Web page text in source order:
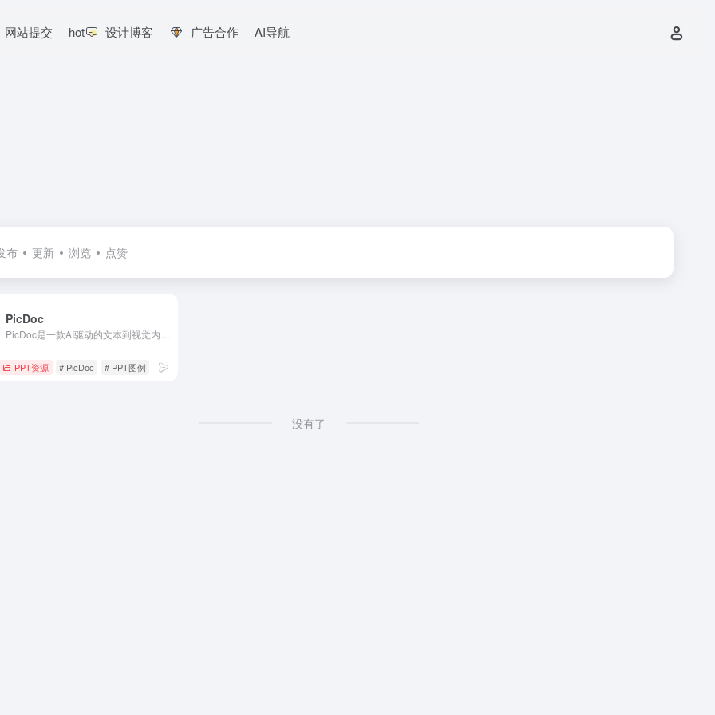
网站提交 hot 设计博客 广告合作 AI导航
布 更新 浏览 点赞
PicDoc
PPT资源 # PicDoc # PPT图例 # 图表生成器
没有了